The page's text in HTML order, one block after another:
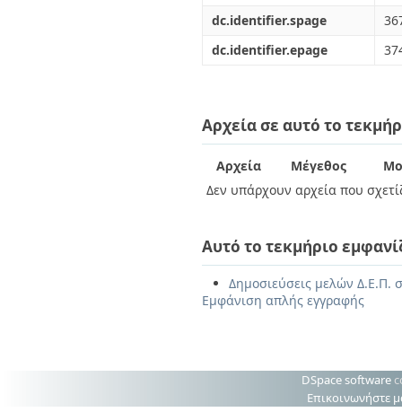
dc.identifier.spage
dc.identifier.epage
Αρχεία σε αυτό το
Αρχεία Μέγεθος
Δεν υπάρχουν αρχεία που
Αυτό το τεκμήριο
Δημοσιεύσεις μελών Δ.Ε.Π.
Εμφάνιση απλής εγγραφής
DSpace software
Επικοινωνήστε